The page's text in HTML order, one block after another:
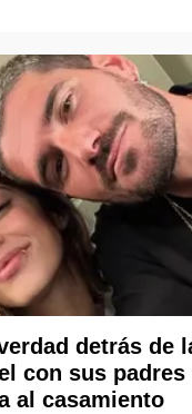
detrás de
con sus padres
al casamiento